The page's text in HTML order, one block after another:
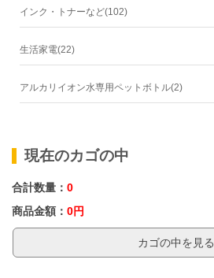
インク・トナーなど(102)
生活家電(22)
アルカリイオン水専用ペットボトル(2)
現在のカゴの中
合計数量： 0
商品金額： 0円
カゴの中を見る